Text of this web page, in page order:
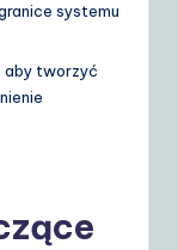
systemu
aby tworzyć